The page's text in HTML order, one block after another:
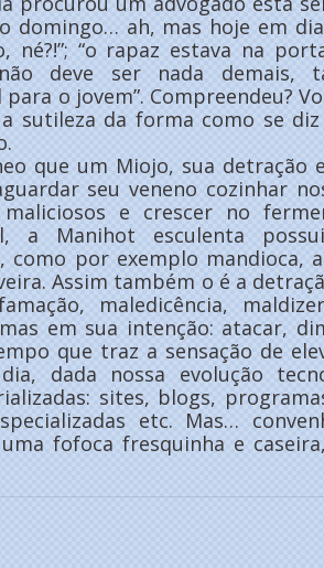
domingo… ah, mas hoje em
né?!”; “o rapaz estava na
deve ser nada demais,
o jovem”. Compreendeu?
sutileza da forma como se
que um Miojo, sua detração
seu veneno cozinhar
e crescer no
a Manihot esculenta
como por exemplo mandioca,
Assim também o é a
maledicência,
em sua intenção: atacar,
que traz a sensação de
dada nossa evolução
sites, blogs,
etc. Mas…
fofoca fresquinha e